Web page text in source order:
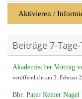
Aktivieren /
Beiträge 7-
Akademischer Vortrag
veröffentlicht am 3. Februar
Bbr. Pater Reiner Nagel